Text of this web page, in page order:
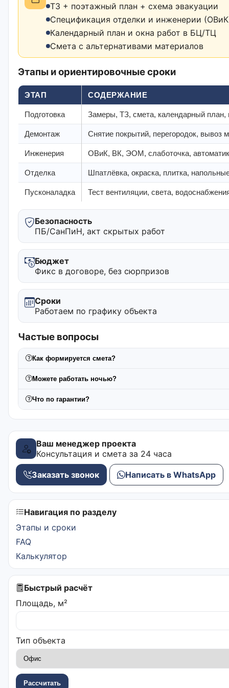
ТЗ + поэтажный план + схема эвакуации
Спецификация отделки и инженерии
Календарный план и окна работ в БЦ/ТЦ
Смета с альтернативами материалов
Этапы и ориентировочные сроки
ЭТАП СОДЕРЖАНИЕ
Подготовка Замеры, ТЗ, смета, календарный план,
Демонтаж Снятие покрытий, перегородок, вывоз
Инженерия ОВиК, ВК, ЭОМ, слаботочка,
Отделка Шпатлёвка, окраска, плитка,
Пусконаладка Тест вентиляции, света,
Безопасность
ПБ/СанПиН, акт скрытых работ
Бюджет
Фикс в договоре, без сюрпризов
Сроки
Работаем по графику объекта
Частые вопросы
Как формируется смета?
Можете работать ночью?
Что по гарантии?
Ваш менеджер проекта
Консультация и смета за 24 часа
Заказать звонок Написать в WhatsApp
Навигация по разделу
Этапы и сроки
FAQ
Калькулятор
Быстрый расчёт
Площадь, м²
Тип объекта
Рассчитать